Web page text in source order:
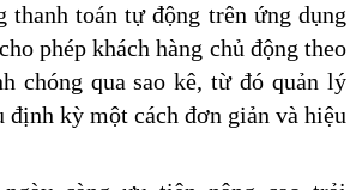
thanh toán tự động trên ứng dụng
phép khách hàng chủ động theo
chóng qua sao kê, từ đó quản lý
định kỳ một cách đơn giản và hiệu